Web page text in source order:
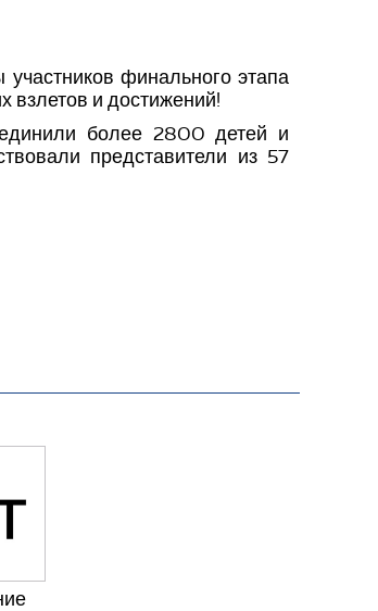
финального этапа
взлетов и достижений!
более 2800 детей и
представители из 57